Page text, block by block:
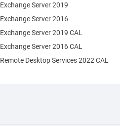
Exchange Server 2019
Exchange Server 2016
Remote Desktop Services 2022 CAL
Exchange Server 2019 CAL
Exchange Server 2016 CAL